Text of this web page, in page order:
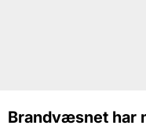
Brandvæsnet har